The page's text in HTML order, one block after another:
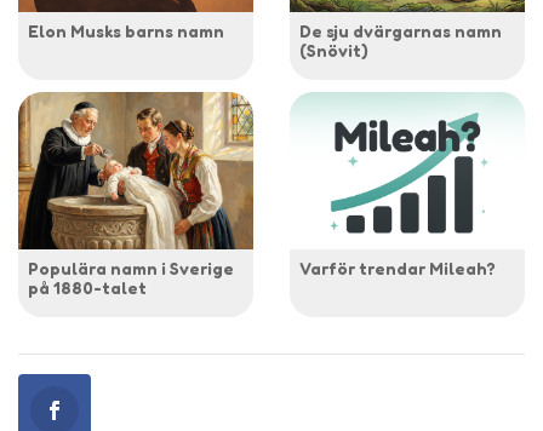
Elon Musks barns namn
De sju dvärgarnas namn
(Snövit)
Populära namn i Sverige
på 1880-talet
Varför trendar Mileah?